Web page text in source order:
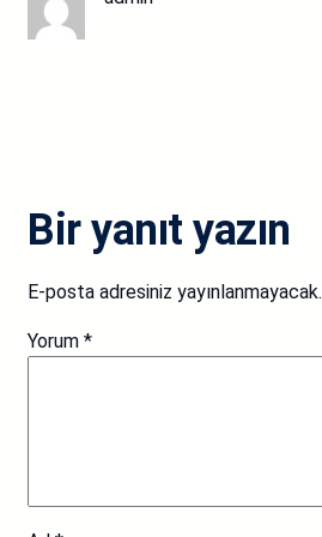
Bir yanıt yazın
E-posta adresiniz yayınlanmayacak.
Yorum *